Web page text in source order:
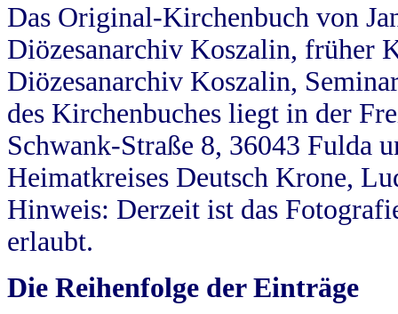
Das Original-Kirchenbuch von
Diözesanarchiv Koszalin, früher
Diözesanarchiv Koszalin,
des Kirchenbuches liegt in der
Schwank-Straße 8, 36043 Fulda
Heimatkreises Deutsch Krone,
Hinweis: Derzeit ist das
erlaubt.
Die Reihenfolge der Einträge